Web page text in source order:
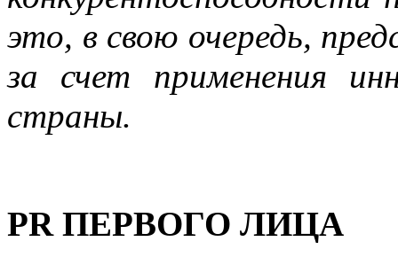
это, в свою очередь,
за счет применения
страны.
PRПЕРВОГО ЛИЦА